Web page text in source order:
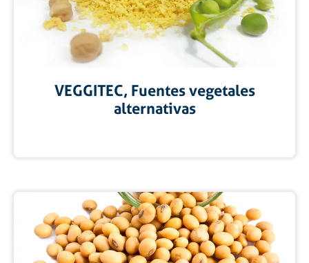
VEGGITEC, Fuentes vegetales
alternativas